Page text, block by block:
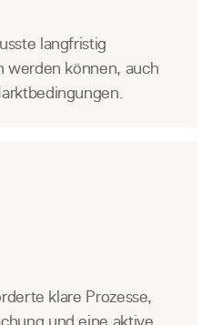
langfristig
werden können, auch
klare Prozesse,
und eine aktive